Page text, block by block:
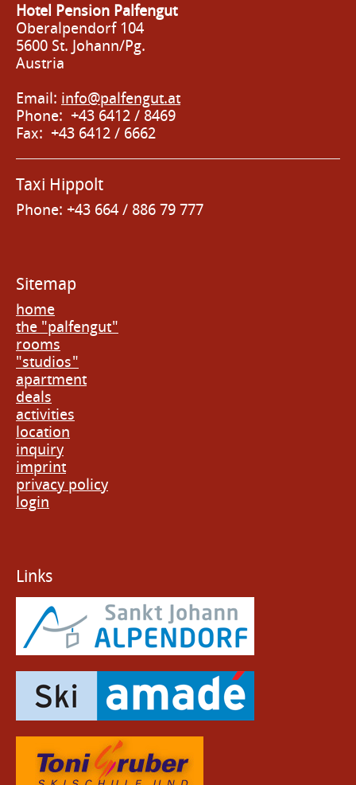
Hotel Pension Palfengut
Oberalpendorf 104
5600 St. Johann/Pg.
Austria
Email: info@palfengut.at
Phone: +43 6412 / 8469
Fax: +43 6412 / 6662
Taxi Hippolt
Phone: +43 664 / 886 79 777
Sitemap
home
the "palfengut"
rooms
"studios"
apartment
deals
activities
location
inquiry
imprint
privacy policy
login
Links